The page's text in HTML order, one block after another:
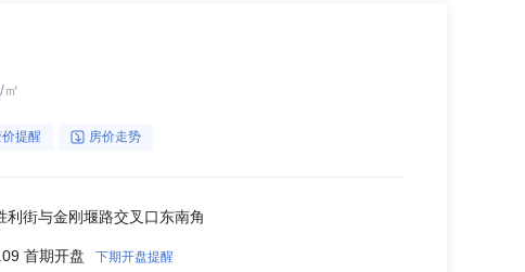
提醒 房价走势
利街与金刚堰路交叉口东南角
首期开盘 下期开盘提醒